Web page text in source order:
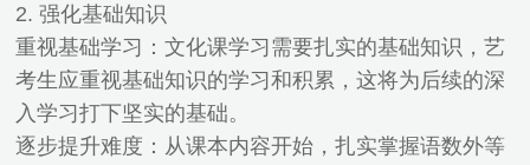
2. 强化基础知识
重视基础学习：文化课学习需要扎实的基础知识，艺
考生应重视基础知识的学习和积累，这将为后续的深
入学习打下坚实的基础。
逐步提升难度：从课本内容开始，扎实掌握语数外等